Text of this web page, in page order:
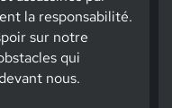
la responsabilité.
sur notre
qui
nous.